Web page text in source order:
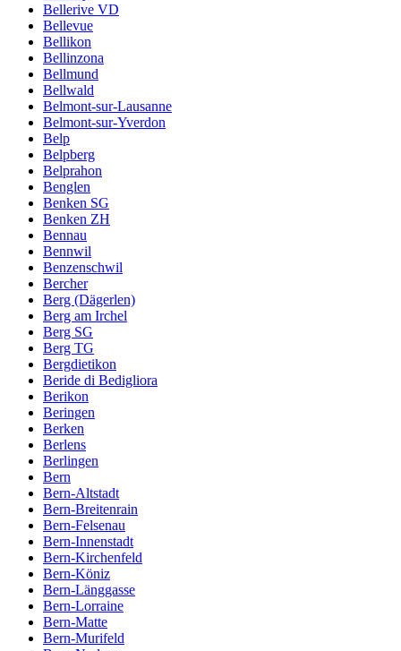
Bellerive VD
Bellevue
Bellikon
Bellinzona
Bellmund
Bellwald
Belmont-sur-Lausanne
Belmont-sur-Yverdon
Belp
Belpberg
Belprahon
Benglen
Benken SG
Benken ZH
Bennau
Bennwil
Benzenschwil
Bercher
Berg (Dägerlen)
Berg am Irchel
Berg SG
Berg TG
Bergdietikon
Beride di Bedigliora
Berikon
Beringen
Berken
Berlens
Berlingen
Bern
Bern-Altstadt
Bern-Breitenrain
Bern-Felsenau
Bern-Innenstadt
Bern-Kirchenfeld
Bern-Köniz
Bern-Länggasse
Bern-Lorraine
Bern-Matte
Bern-Murifeld